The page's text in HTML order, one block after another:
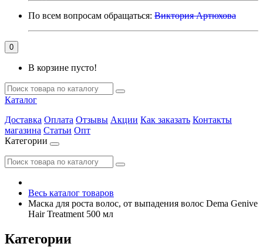
По всем вопросам обращаться: Виктория Артюхова
0
В корзине пусто!
Каталог
Доставка Оплата Отзывы Акции Как заказать Контакты
магазина Статьи Опт
Категории
Весь каталог товаров
Маска для роста волос, от выпадения волос Dema Genive
Hair Treatment 500 мл
Категории